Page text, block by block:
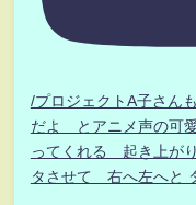
/プロジェクトA子さ
だよ とアニメ声の可
ってくれる 起き上が
タさせて 右へ左へと